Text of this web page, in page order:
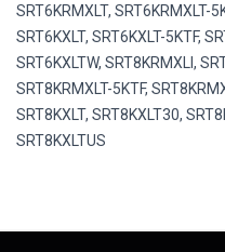
SRT6KRMXLT, SRT6KRMXLT-
SRT6KXLT, SRT6KXLT-5KTF,
SRT6KXLTW, SRT8KRMXLI,
SRT8KRMXLT-5KTF,
SRT8KXLT, SRT8KXLT30,
SRT8KXLTUS